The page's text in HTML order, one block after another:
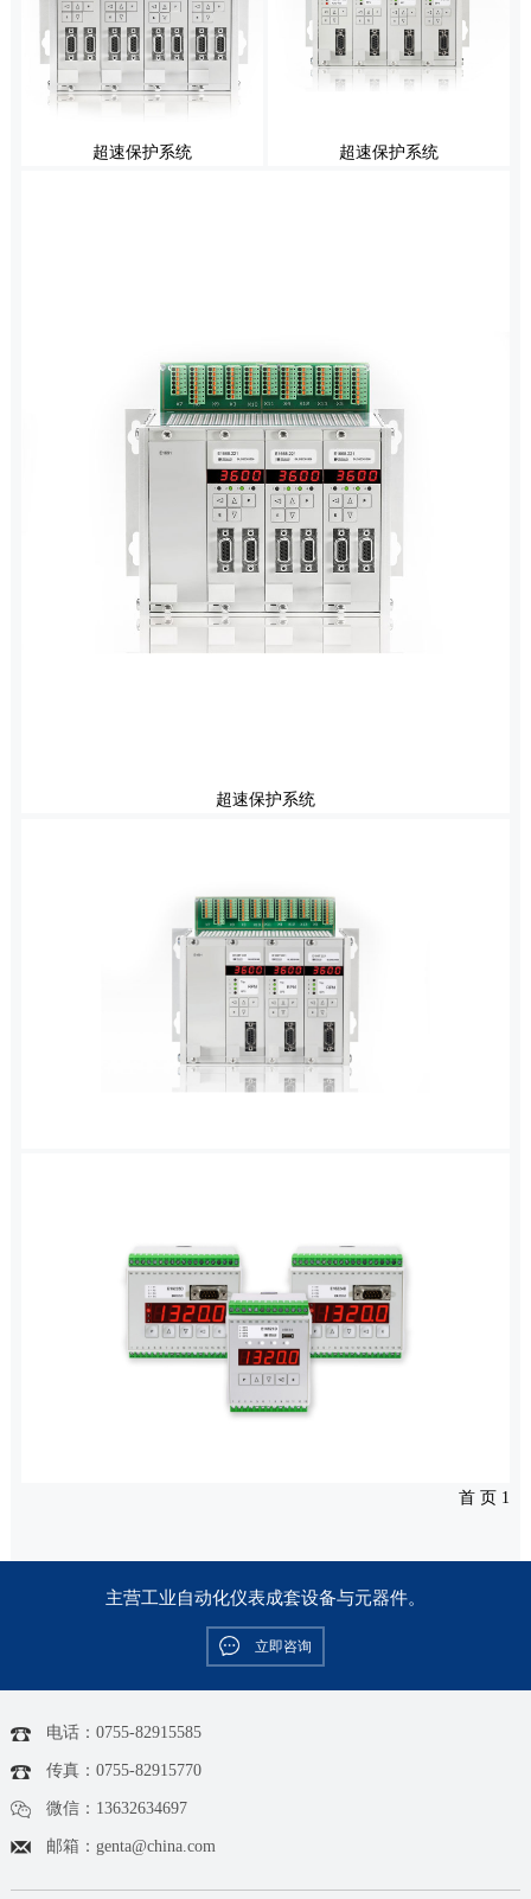
超速保护系统 超速保护系统
超速保护系统
首 页 1
主营工业自动化仪表成套设备与元器件。
立即咨询
电话：0755-82915585
传真：0755-82915770
微信：13632634697
邮箱：genta@china.com